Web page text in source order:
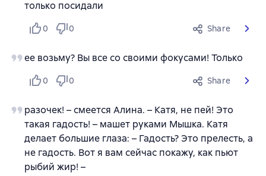
только посидали
0 0 Share
ее возьму? Вы все со своими фокусами! Только
0 0 Share
разочек! – смеется Алина. – Катя, не пей! Это
такая гадость! – машет руками Мышка. Катя
делает большие глаза: – Гадость? Это прелесть, а
не гадость. Вот я вам сейчас покажу, как пьют
рыбий жир! –